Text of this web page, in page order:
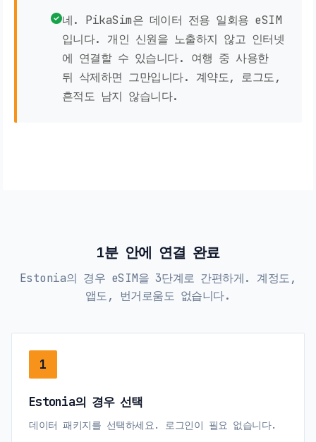
네. PikaSim은 데이터 전용 일회용 eSIM
입니다. 개인 신원을 노출하지 않고 인터넷
에 연결할 수 있습니다. 여행 중 사용한
뒤 삭제하면 그만입니다. 계약도, 로그도,
흔적도 남지 않습니다.
1분 안에 연결 완료
Estonia의 경우 eSIM을 3단계로 간편하게. 계정도,
앱도, 번거로움도 없습니다.
1
Estonia의 경우 선택
데이터 패키지를 선택하세요. 로그인이 필요 없습니다.